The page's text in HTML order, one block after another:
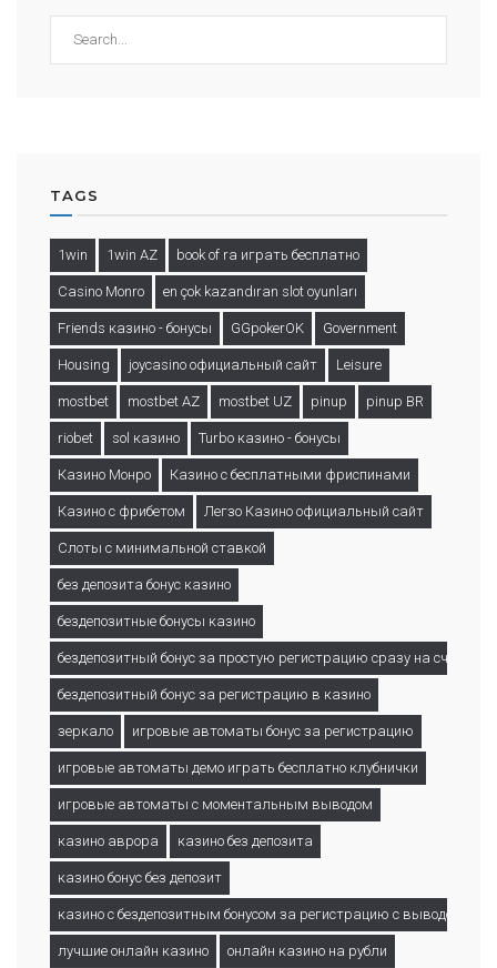
TAGS
1win 1win AZ book of ra играть бесплатно
Casino Monro en çok kazandıran slot oyunları
Friends казино - бонусы GGpokerOK Government
Housing joycasino официальный сайт Leisure
mostbet mostbet AZ mostbet UZ pinup pinup BR
riobet sol казино Turbo казино - бонусы
Казино Монро Казино с бесплатными фриспинами
Казино с фрибетом Легзо Казино официальный сайт
Слоты с минимальной ставкой
без депозита бонус казино
бездепозитные бонусы казино
бездепозитный бонус за простую регистрацию сразу на счет с
бездепозитный бонус за регистрацию в казино
зеркало игровые автоматы бонус за регистрацию
игровые автоматы демо играть бесплатно клубнички
игровые автоматы с моментальным выводом
казино аврора казино без депозита
казино бонус без депозит
казино с бездепозитным бонусом за регистрацию с выводом
лучшие онлайн казино онлайн казино на рубли